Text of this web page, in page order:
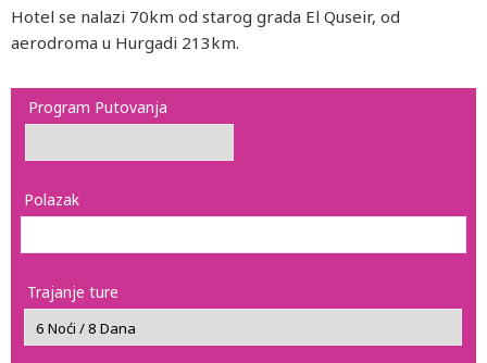
Hotel se nalazi 70km od starog grada El Quseir, od
aerodroma u Hurgadi 213km.
Program Putovanja
Polazak
Trajanje ture